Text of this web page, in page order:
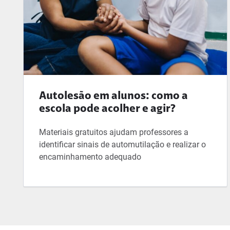
Autolesão em alunos: como a
escola pode acolher e agir?
Materiais gratuitos ajudam professores a
identificar sinais de automutilação e realizar o
encaminhamento adequado